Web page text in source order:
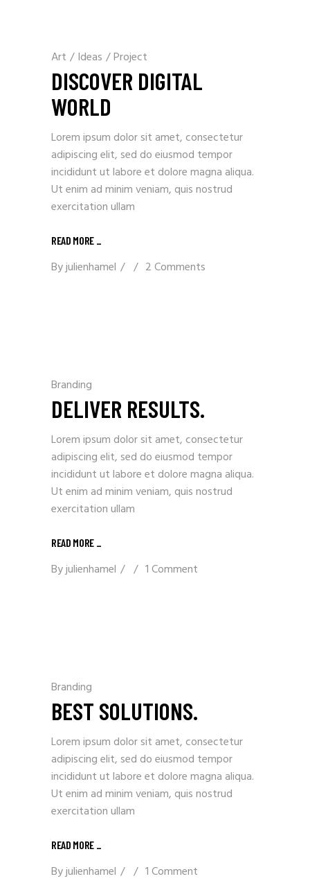
Art / Ideas /Project
DISCOVER DIGITAL
WORLD
Lorem ipsum dolor sit amet, consectetur
adipiscing elit, sed do eiusmod tempor
incididunt ut labore et dolore magna aliqua.
Ut enim ad minim veniam, quis nostrud
exercitation ullam
READ MORE _
Byjulienhamel 2 Comments
Branding
DELIVER RESULTS.
Lorem ipsum dolor sit amet, consectetur
adipiscing elit, sed do eiusmod tempor
incididunt ut labore et dolore magna aliqua.
Ut enim ad minim veniam, quis nostrud
exercitation ullam
READ MORE _
Byjulienhamel 1 Comment
Branding
BEST SOLUTIONS.
Lorem ipsum dolor sit amet, consectetur
adipiscing elit, sed do eiusmod tempor
incididunt ut labore et dolore magna aliqua.
Ut enim ad minim veniam, quis nostrud
exercitation ullam
READ MORE _
Byjulienhamel 1 Comment